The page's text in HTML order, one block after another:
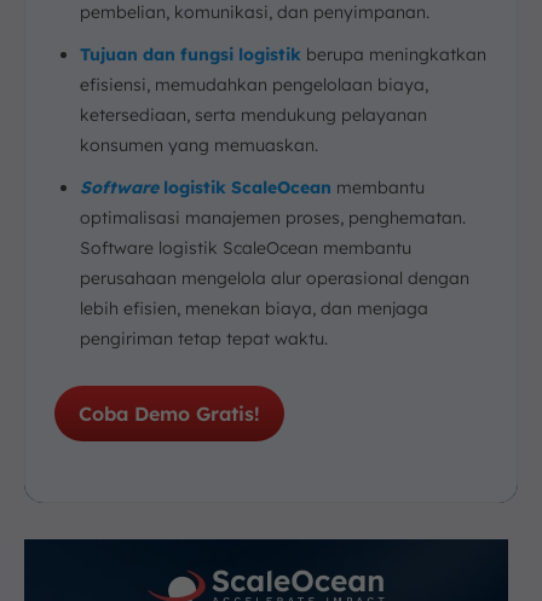
pembelian, komunikasi, dan penyimpanan.
Tujuan dan fungsi logistik berupa meningkatkan
efisiensi, memudahkan pengelolaan biaya,
ketersediaan, serta mendukung pelayanan
konsumen yang memuaskan.
Softwarelogistik ScaleOcean membantu
optimalisasi manajemen proses, penghematan.
Software logistik ScaleOcean membantu
perusahaan mengelola alur operasional dengan
lebih efisien, menekan biaya, dan menjaga
pengiriman tetap tepat waktu.
Coba Demo Gratis!